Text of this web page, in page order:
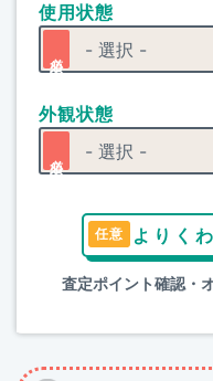
使用状態
外観状態
よりく
査定ポイント確認・